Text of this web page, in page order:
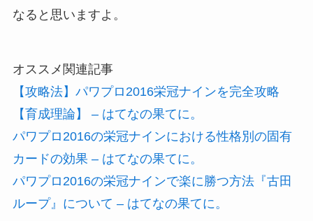
なると思いますよ。
オススメ関連記事
【攻略法】パワプロ2016栄冠ナインを完全攻略
【育成理論】 – はてなの果てに。
パワプロ2016の栄冠ナインにおける性格別の固有
カードの効果 – はてなの果てに。
パワプロ2016の栄冠ナインで楽に勝つ方法『古田
ループ』について – はてなの果てに。